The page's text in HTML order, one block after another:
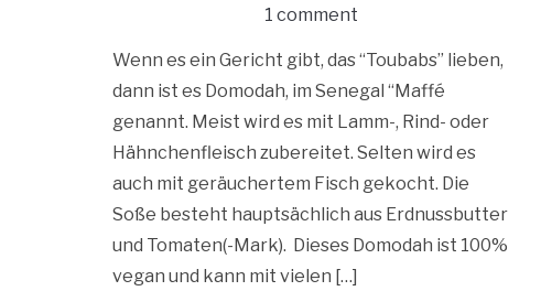
1 comment
Wenn es ein Gericht gibt, das “Toubabs” lieben,
dann ist es Domodah, im Senegal “Maffé
genannt. Meist wird es mit Lamm-, Rind- oder
Hähnchenfleisch zubereitet. Selten wird es
auch mit geräuchertem Fisch gekocht. Die
Soße besteht hauptsächlich aus Erdnussbutter
und Tomaten(-Mark). Dieses Domodah ist 100%
vegan und kann mit vielen […]